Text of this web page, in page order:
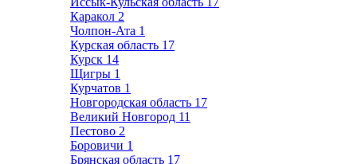
Каракол 2
Чолпон-Ата 1
Курская область 17
Курск 14
Щигры 1
Курчатов 1
Новгородская область 17
Великий Новгород 11
Пестово 2
Боровичи 1
Брянская область 17